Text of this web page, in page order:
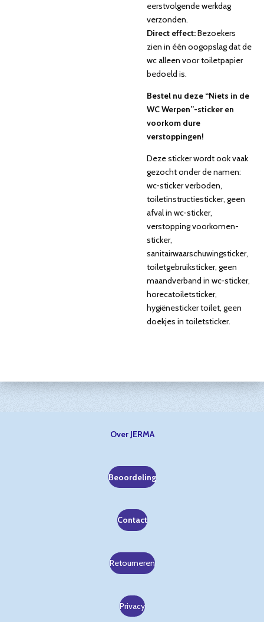
eerstvolgende werkdag
verzonden.
Direct effect:Bezoekers
zien in één oogopslag dat de
wc alleen voor toiletpapier
bedoeld is.
Bestel nu deze “Niets in de
WC Werpen”-sticker en
voorkom dure
verstoppingen!
Deze sticker wordt ook vaak
gezocht onder de namen:
wc-sticker verboden,
toiletinstructiesticker, geen
afval in wc-sticker,
verstopping voorkomen-
sticker,
sanitairwaarschuwingsticker,
toiletgebruiksticker, geen
maandverband in wc-sticker,
horecatoiletsticker,
hygiënesticker toilet, geen
doekjes in toiletsticker.
Over JERMA
Beoordeling
Contact
Retourneren
Privacy